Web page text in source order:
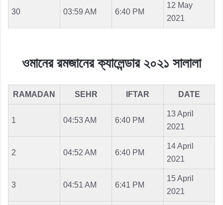
30 03:59 AM 6:40 PM
12 May
2021
ওমানের রমজানের ক্যালেন্ডার ২০২১ সালালা
RAMADAN SEHR IFTAR DATE
1 04:53 AM 6:40 PM
13 April
2021
2 04:52 AM 6:40 PM
14 April
2021
3 04:51 AM 6:41 PM
15 April
2021